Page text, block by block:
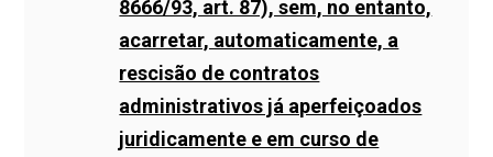
8666/93, art. 87), sem, no entanto,
acarretar, automaticamente, a
rescisão de contratos
administrativos já aperfeiçoados
juridicamente e em curso de